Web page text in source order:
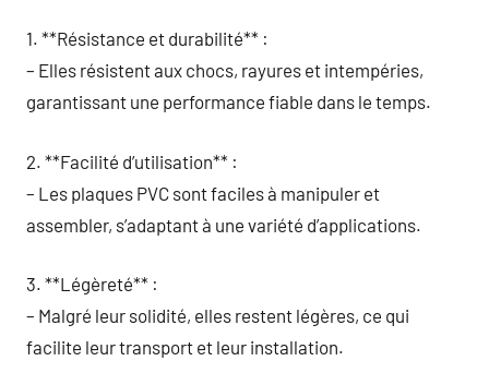
1. **Résistance et durabilité** :
– Elles résistent aux chocs, rayures et intempéries,
garantissant une performance fiable dans le temps.
2. **Facilité d’utilisation** :
– Les plaques PVC sont faciles à manipuler et
assembler, s’adaptant à une variété d’applications.
3. **Légèreté** :
– Malgré leur solidité, elles restent légères, ce qui
facilite leur transport et leur installation.